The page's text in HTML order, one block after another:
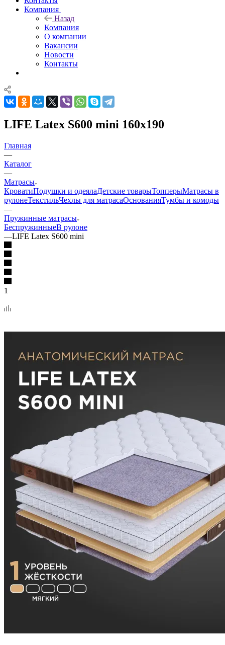
Компания
Назад
Компания
О компании
Вакансии
Новости
Контакты
LIFE Latex S600 mini 160x190
Главная
—
Каталог
—
Матрасы
КроватиПодушки и одеялаДетские товарыТопперыМатрасы в
рулонеТекстильЧехлы для матрасаОснованияТумбы и комоды
—
Пружинные матрасы
БеспружинныеВ рулоне
—LIFE Latex S600 mini
1